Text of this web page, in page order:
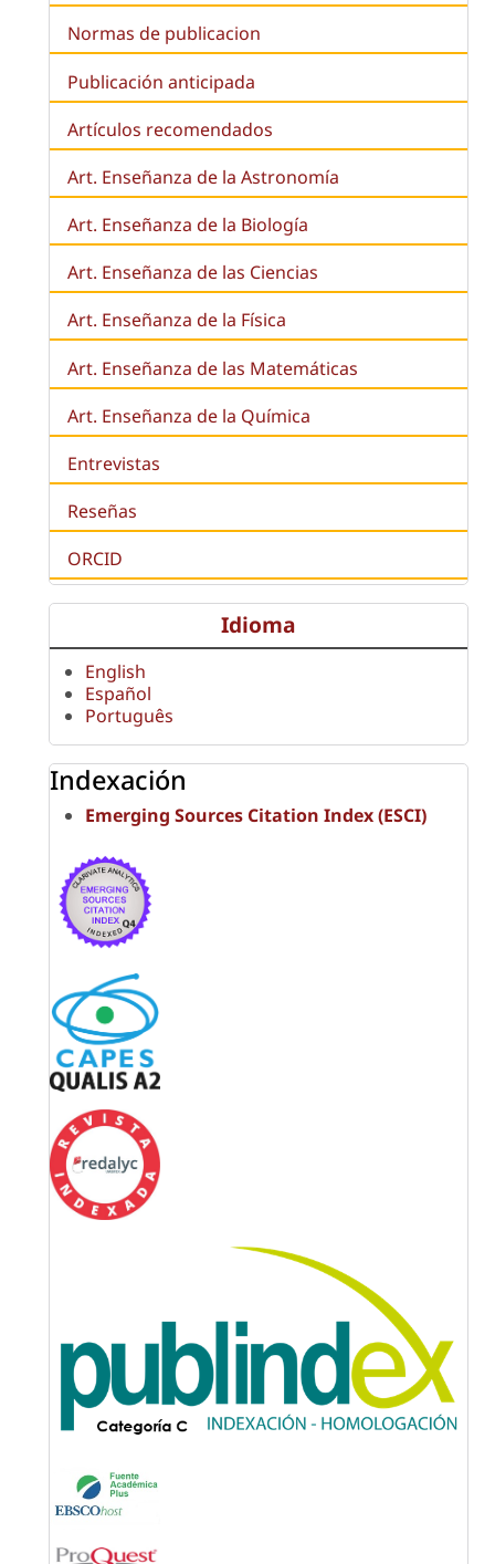
Normas de publicacion
Publicación anticipada
Artículos recomendados
Art. Enseñanza de la Astronomía
Art. Enseñanza de la Biología
Art. Enseñanza de las Ciencias
Art. Enseñanza de la Física
Art. Enseñanza de las Matemáticas
Art. Enseñanza de la Química
Entrevistas
Reseñas
ORCID
Idioma
English
Español
Português
Indexación
Emerging Sources Citation Index (ESCI)